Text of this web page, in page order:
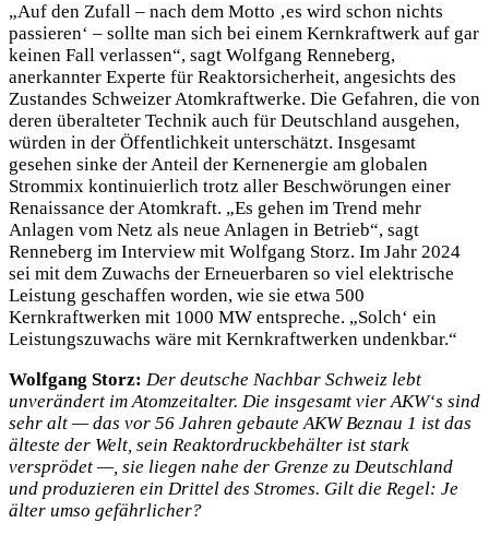
„Auf den Zufall – nach dem Motto ‚es wird schon nichts
passieren‘ – sollte man sich bei einem Kernkraftwerk auf gar
keinen Fall verlassen“, sagt Wolfgang Renneberg,
anerkannter Experte für Reaktorsicherheit, angesichts des
Zustandes Schweizer Atomkraftwerke. Die Gefahren, die von
deren überalteter Technik auch für Deutschland ausgehen,
würden in der Öffentlichkeit unterschätzt. Insgesamt
gesehen sinke der Anteil der Kernenergie am globalen
Strommix kontinuierlich trotz aller Beschwörungen einer
Renaissance der Atomkraft. „Es gehen im Trend mehr
Anlagen vom Netz als neue Anlagen in Betrieb“, sagt
Renneberg im Interview mit Wolfgang Storz. Im Jahr 2024
sei mit dem Zuwachs der Erneuerbaren so viel elektrische
Leistung geschaffen worden, wie sie etwa 500
Kernkraftwerken mit 1000 MW entspreche. „Solch‘ ein
Leistungszuwachs wäre mit Kernkraftwerken undenkbar.“
Wolfgang Storz: Der deutsche Nachbar Schweiz lebt
unverändert im Atomzeitalter. Die insgesamt vier AKW‘s sind
sehr alt — das vor 56 Jahren gebaute AKW Beznau 1 ist das
älteste der Welt, sein Reaktordruckbehälter ist stark
versprödet —, sie liegen nahe der Grenze zu Deutschland
und produzieren ein Drittel des Stromes. Gilt die Regel: Je
älter umso gefährlicher?